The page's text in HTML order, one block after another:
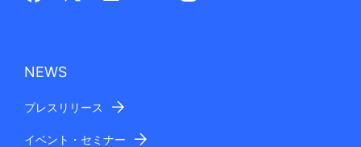
NEWS
プレスリリース
イベント・セミナー